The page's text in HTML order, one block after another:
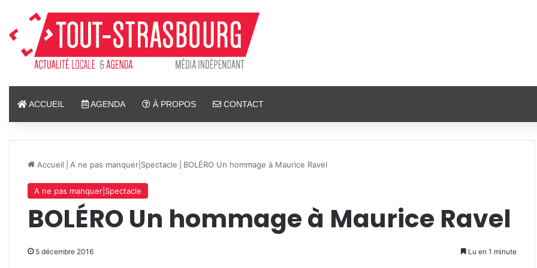
ACCUEIL AGENDA À PROPOS CONTACT
Accueil A ne pas manquer|Spectacle BOLÉRO Un hommage à Maurice Ravel
A ne pas manquer|Spectacle
BOLÉRO Un hommage à Maurice Ravel
5 décembre 2016 Lu en 1 minute